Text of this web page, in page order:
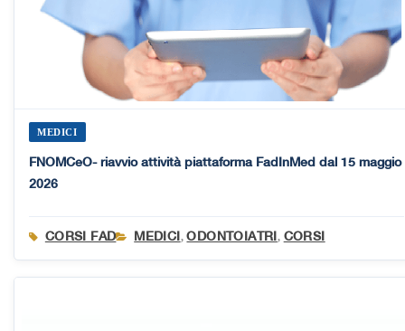
MEDICI
FNOMCeO- riavvio attività piattaforma FadInMed dal 15 maggio
2026
CORSI FAD MEDICI ,ODONTOIATRI , CORSI